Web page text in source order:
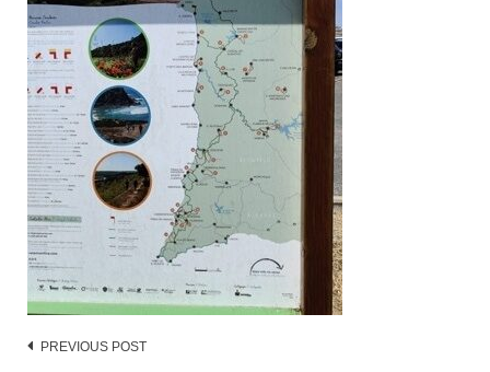
Post
PREVIOUS POST